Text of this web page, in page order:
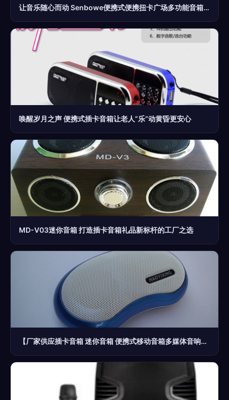
让音乐随心而动 Senbowe便携式便携扭卡广场多功能音箱体验
唤醒岁月之声 便携式插卡音箱让老人“乐”动黄昏更安心
MD-V03迷你音箱 打造插卡音箱礼品新标杆的工厂之选
【厂家供应插卡音箱 迷你音箱 便携式移动音箱多媒体音响】价格,厂家,图片,拉杆音箱/移动音箱,莫闪光(个体经营)-